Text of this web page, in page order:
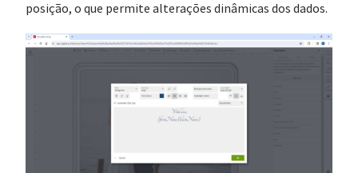
posição, o que permite alterações dinâmicas dos dados.